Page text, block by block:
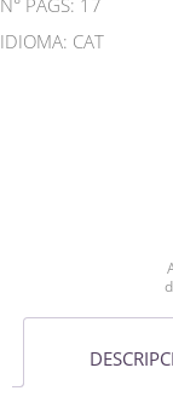
N° PAGS: 17
IDIOMA: CAT